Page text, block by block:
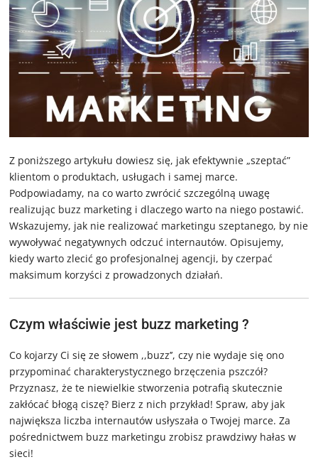
Z poniższego artykułu dowiesz się, jak efektywnie „szeptać”
klientom o produktach, usługach i samej marce.
Podpowiadamy, na co warto zwrócić szczególną uwagę
realizując buzz marketing i dlaczego warto na niego postawić.
Wskazujemy, jak nie realizować marketingu szeptanego, by nie
wywoływać negatywnych odczuć internautów. Opisujemy,
kiedy warto zlecić go profesjonalnej agencji, by czerpać
maksimum korzyści z prowadzonych działań.
Czym właściwie jest buzz marketing ?
Co kojarzy Ci się ze słowem ,,buzz’’, czy nie wydaje się ono
przypominać charakterystycznego brzęczenia pszczół?
Przyznasz, że te niewielkie stworzenia potrafią skutecznie
zakłócać błogą ciszę? Bierz z nich przykład! Spraw, aby jak
największa liczba internautów usłyszała o Twojej marce. Za
pośrednictwem buzz marketingu zrobisz prawdziwy hałas w
sieci!